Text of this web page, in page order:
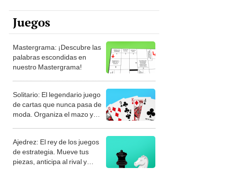
Juegos
Mastergrama: ¡Descubre las
palabras escondidas en
nuestro Mastergrama!
Solitario: El legendario juego
de cartas que nunca pasa de
moda. Organiza el mazo y
Ajedrez: El rey de los juegos
de estrategia. Mueve tus
piezas, anticipa al rival y